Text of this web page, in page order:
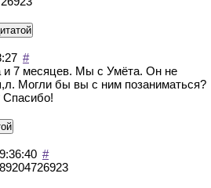
#
и 7 месяцев. Мы с Умёта. Он не
Могли бы вы с ним позаниматься?
Спасибо!
#